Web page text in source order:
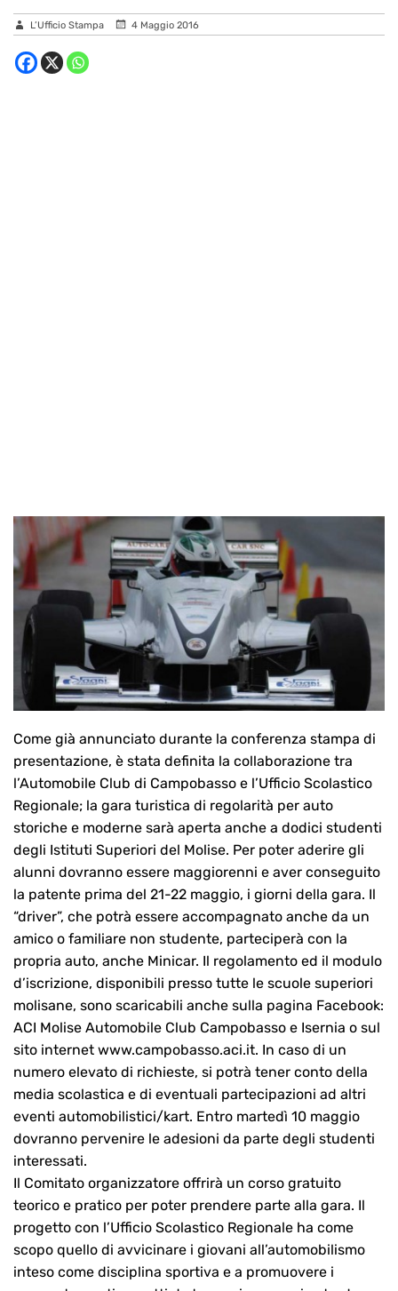
L’Ufficio Stampa 4 Maggio 2016
Come già annunciato durante la conferenza stampa di
presentazione, è stata definita la collaborazione tra
l’Automobile Club di Campobasso e l’Ufficio Scolastico
Regionale; la gara turistica di regolarità per auto
storiche e moderne sarà aperta anche a dodici studenti
degli Istituti Superiori del Molise. Per poter aderire gli
alunni dovranno essere maggiorenni e aver conseguito
la patente prima del 21-22 maggio, i giorni della gara. Il
“driver”, che potrà essere accompagnato anche da un
amico o familiare non studente, parteciperà con la
propria auto, anche Minicar. Il regolamento ed il modulo
d’iscrizione, disponibili presso tutte le scuole superiori
molisane, sono scaricabili anche sulla pagina Facebook:
ACI Molise Automobile Club Campobasso e Isernia o sul
sito internet www.campobasso.aci.it. In caso di un
numero elevato di richieste, si potrà tener conto della
media scolastica e di eventuali partecipazioni ad altri
eventi automobilistici/kart. Entro martedì 10 maggio
dovranno pervenire le adesioni da parte degli studenti
interessati.
Il Comitato organizzatore offrirà un corso gratuito
teorico e pratico per poter prendere parte alla gara. Il
progetto con l’Ufficio Scolastico Regionale ha come
scopo quello di avvicinare i giovani all’automobilismo
inteso come disciplina sportiva e a promuovere i